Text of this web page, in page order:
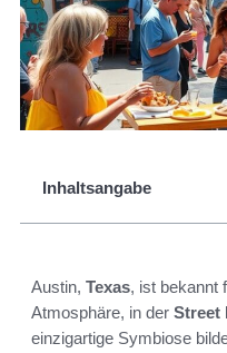
Inhaltsangabe
Austin, Texas, ist bekannt
Atmosphäre, in der Street
einzigartige Symbiose